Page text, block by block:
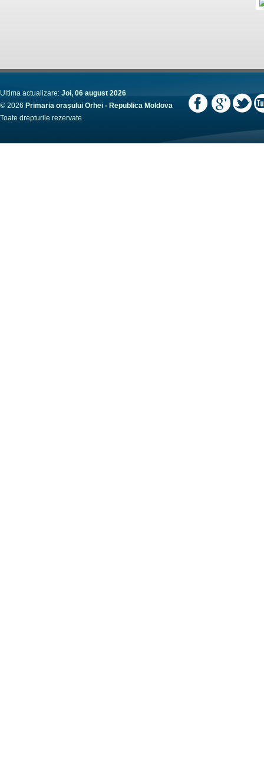
Ultima actualizare: Joi, 06 august 2026
© 2026 Primaria orașului Orhei - Republica Moldova
Toate drepturile rezervate